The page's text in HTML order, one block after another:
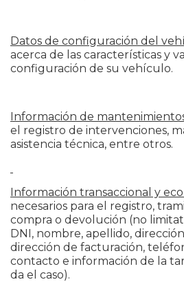
Datos de configuración del
acerca de las características y
configuración de su vehículo.
Información de
el registro de intervenciones,
asistencia técnica, entre otros.
Información transaccional y
necesarios para el registro,
compra o devolución (no
DNI, nombre, apellido,
dirección de facturación,
contacto e información de la
da el caso).